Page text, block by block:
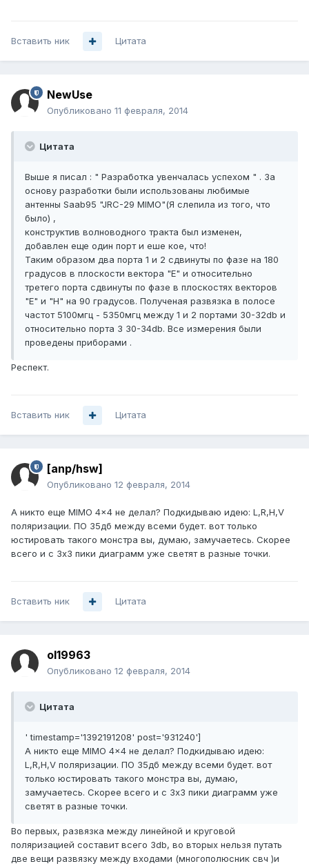
Вставить ник Цитата
NewUse
Опубликовано 11 февраля, 2014
Цитата
Выше я писал : " Разработка увенчалась успехом " . За
основу разработки были использованы любимые
антенны Saab95 "JRC-29 MIMO"(Я слепила из того, что
было) ,
конструктив волноводного тракта был изменен,
добавлен еще один порт и еше кое, что!
Таким образом два порта 1 и 2 сдвинуты по фазе на 180
градусов в плоскости вектора "E" и относительно
третего порта сдвинуты по фазе в плоскостях векторов
"Е" и "H" на 90 градусов. Полученая развязка в полосе
частот 5100мгц - 5350мгц между 1 и 2 портами 30-32db и
относительно порта 3 30-34db. Все измерения были
проведены приборами .
Респект.
Вставить ник Цитата
[anp/hsw]
Опубликовано 12 февраля, 2014
А никто еще MIMO 4x4 не делал? Подкидываю идею: L,R,H,V
поляризации. ПО 35дб между всеми будет. вот только
юстировать такого монстра вы, думаю, замучаетесь. Скорее
всего и с 3x3 пики диаграмм уже светят в разные точки.
Вставить ник Цитата
ol19963
Опубликовано 12 февраля, 2014
Цитата
' timestamp='1392191208' post='931240']
А никто еще MIMO 4x4 не делал? Подкидываю идею:
L,R,H,V поляризации. ПО 35дб между всеми будет. вот
только юстировать такого монстра вы, думаю,
замучаетесь. Скорее всего и с 3x3 пики диаграмм уже
светят в разные точки.
Во первых, развязка между линейной и круговой
поляризацией составит всего 3db, во вторых нельзя путать
две вещи развязку между входами (многополюсник свч )и